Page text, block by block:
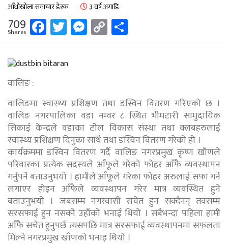
आँधीखोला समाचार डेस्क ३ वर्ष अगाडि
709
Shares Facebook
Twitter
Messenger
Copy
Link
वालिङ :
वालिङमा स्वास्थ्य प्रशिक्षण तथा डस्विन वितरण गरिएको छ ।
वालिङ नगरपालिका वडा नम्वर ८ स्थित भीमटारी सामुदायिक
सिकाई केन्द्रले वडाका टोेल विकास संस्था तथा क्लबहरुलाई
स्वास्थ्य प्रशिक्षण दिनुका साथै तथा डस्विन वितरण गरेको हो ।
कार्यक्रममा डस्विन वितरण गर्दै वालिङ नगरप्रमुख कृष्ण खाँणले
परिवारका प्रत्येक सदस्यले आँफूले गरेको फोहर आँफै व्यवस्थापन
गर्नुपर्ने बताउनुभयो । हामीले आँफूले गरेका फोहर अरुलाई सफा गर्न
लगाएर होइन आँफैले व्यवस्थापन गरेर मात्र व्यवस्थित हुने
बताउनुभयो । जबसम्म नगरवासी सचेत हुन सक्दैनन् तवसम्म
सरसफाई हुन नसक्ने उहाँको भनाई थियो । सबैभन्दा पहिला हामी
आँफै सचेत हुनुपर्छ त्यसपछि मात्र सरसफाई व्यवस्थापनमा सफलता
मिल्ने नगरप्रमुख खाँणको भनाइ थियो ।